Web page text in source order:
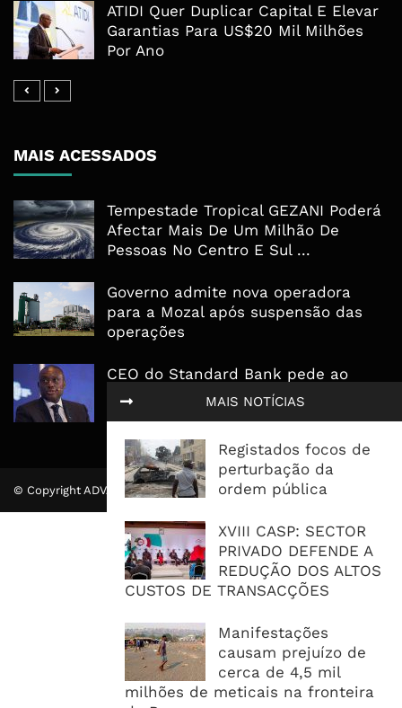
MAIS NOTÍCIAS
Registados focos de
perturbação da
ordem pública
XVIII CASP: SECTOR
PRIVADO DEFENDE A
REDUÇÃO DOS ALTOS
CUSTOS DE TRANSACÇÕES
Manifestações
causam prejuízo de
cerca de 4,5 mil
milhões de meticais na fronteira
ATIDI Quer Duplicar Capital E Elevar
Garantias Para US$20 Mil Milhões
Por Ano
MAIS ACESSADOS
Tempestade Tropical GEZANI Poderá
Afectar Mais De Um Milhão De
Pessoas No Centro E Sul ...
Governo admite nova operadora
para a Mozal após suspensão das
operações
CEO do Standard Bank pede ao
Governo que “saia do caminho” e
facilite os negócios
© Copyright ADVALUE. Todos Direitos Reservados.